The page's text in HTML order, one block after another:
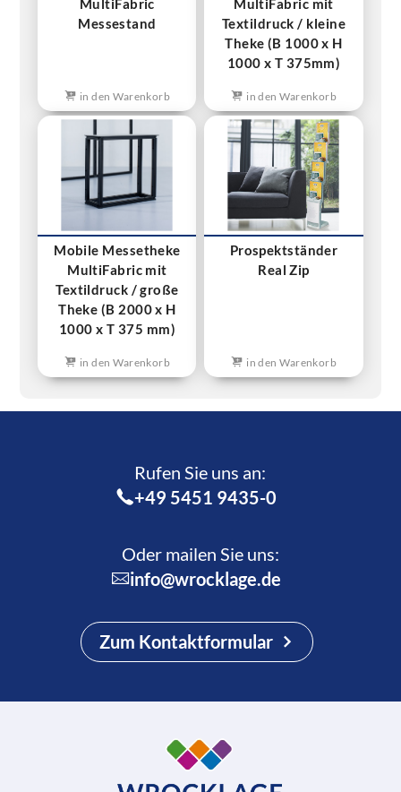
MultiFabric
Messestand
in den Warenkorb
MultiFabric mit
Textildruck / kleine
Theke (B 1000 x H
1000 x T 375mm)
in den Warenkorb
Mobile Messetheke
MultiFabric mit
Textildruck / große
Theke (B 2000 x H
1000 x T 375 mm)
in den Warenkorb
Prospektständer
Real Zip
in den Warenkorb
Rufen Sie uns an:­
+49 5451 9435-0
Oder mailen Sie uns:
info@wrocklage.de
Zum Kontaktformular